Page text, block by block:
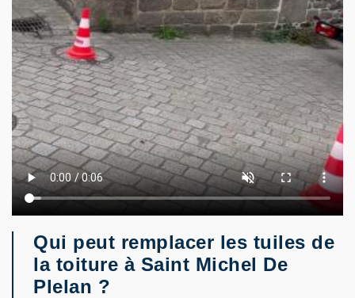
Qui peut remplacer les tuiles de
la toiture à Saint Michel De
Plelan ?